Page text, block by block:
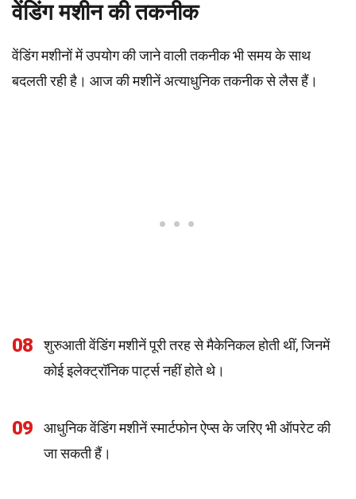
वेंडिंग मशीन की तकनीक
वेंडिंग मशीनों में उपयोग की जाने वाली तकनीक भी समय के साथ
बदलती रही है। आज की मशीनें अत्याधुनिक तकनीक से लैस हैं।
08
शुरुआती वेंडिंग मशीनें पूरी तरह से मैकेनिकल होती थीं, जिनमें
कोई इलेक्ट्रॉनिक पार्ट्स नहीं होते थे।
09
आधुनिक वेंडिंग मशीनें स्मार्टफोन ऐप्स के जरिए भी ऑपरेट की
जा सकती हैं।